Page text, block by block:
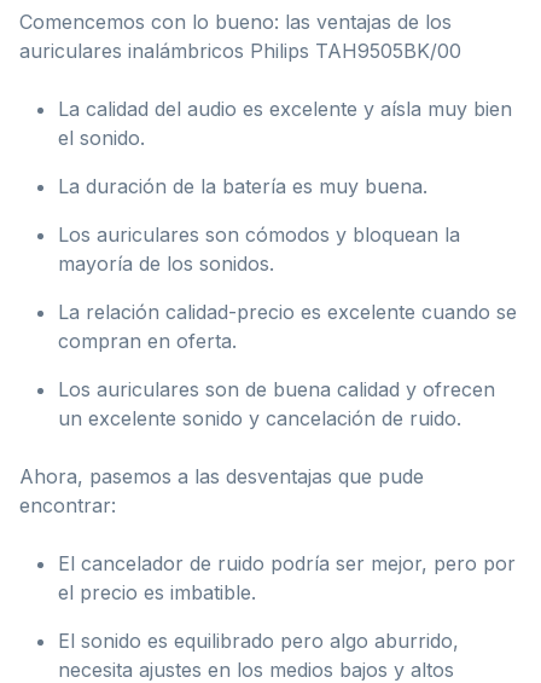
Comencemos con lo bueno: las ventajas de los
auriculares inalámbricos Philips TAH9505BK/00
La calidad del audio es excelente y aísla muy bien
el sonido.
La duración de la batería es muy buena.
Los auriculares son cómodos y bloquean la
mayoría de los sonidos.
La relación calidad-precio es excelente cuando se
compran en oferta.
Los auriculares son de buena calidad y ofrecen
un excelente sonido y cancelación de ruido.
Ahora, pasemos a las desventajas que pude
encontrar:
El cancelador de ruido podría ser mejor, pero por
el precio es imbatible.
El sonido es equilibrado pero algo aburrido,
necesita ajustes en los medios bajos y altos